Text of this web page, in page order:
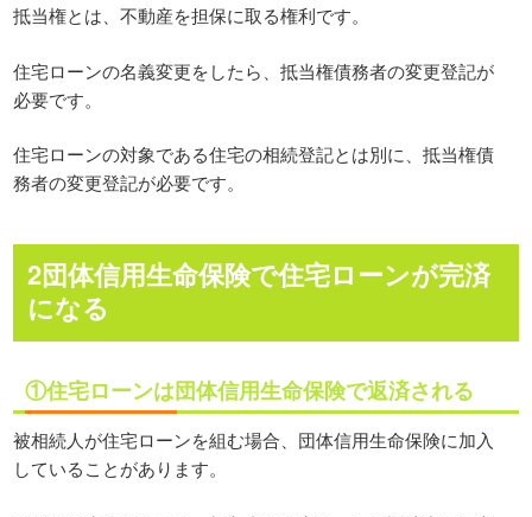
抵当権とは、不動産を担保に取る権利です。
住宅ローンの名義変更をしたら、抵当権債務者の変更登記が
必要です。
住宅ローンの対象である住宅の相続登記とは別に、抵当権債
務者の変更登記が必要です。
2団体信用生命保険で住宅ローンが完済
になる
①住宅ローンは団体信用生命保険で返済される
被相続人が住宅ローンを組む場合、団体信用生命保険に加入
していることがあります。